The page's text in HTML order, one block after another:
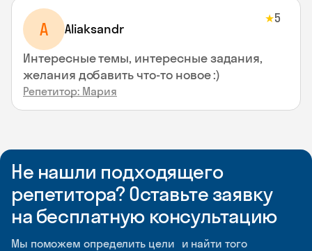
A Aliaksandr
★5
Интересные темы, интересные задания,
желания добавить что-то новое :)
Репетитор: Мария
Не нашли подходящего
репетитора? Оставьте заявку
на бесплатную консультацию
Мы поможем определить цели и найти того